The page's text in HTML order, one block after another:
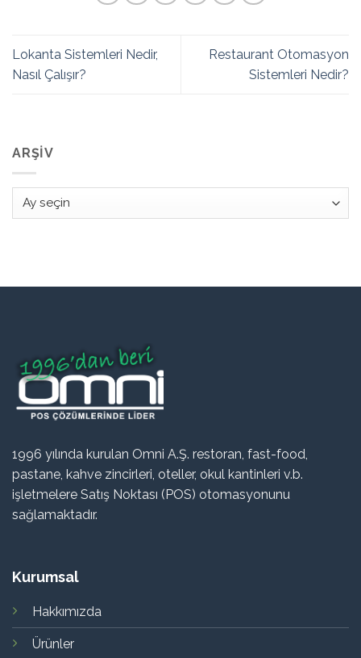
Lokanta Sistemleri Nedir,
Nasıl Çalışır?
Restaurant Otomasyon
Sistemleri Nedir?
ARŞIV
Arşiv
1996 yılında kurulan Omni A.Ş. restoran, fast-food,
pastane, kahve zincirleri, oteller, okul kantinleri v.b.
işletmelere Satış Noktası (POS) otomasyonunu
sağlamaktadır.
Kurumsal
Hakkımızda
Ürünler